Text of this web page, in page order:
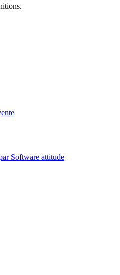
Software attitude